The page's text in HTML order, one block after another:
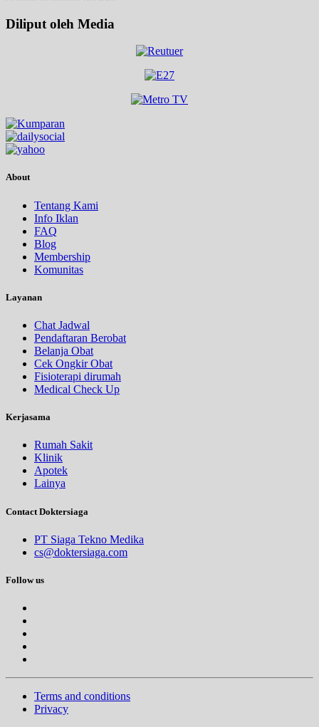
Diliput oleh Media
About
Tentang Kami
Info Iklan
FAQ
Blog
Membership
Komunitas
Layanan
Chat Jadwal
Pendaftaran Berobat
Belanja Obat
Cek Ongkir Obat
Fisioterapi dirumah
Medical Check Up
Kerjasama
Rumah Sakit
Klinik
Apotek
Lainya
Contact Doktersiaga
PT Siaga Tekno Medika
cs@doktersiaga.com
Follow us
Terms and conditions
Privacy